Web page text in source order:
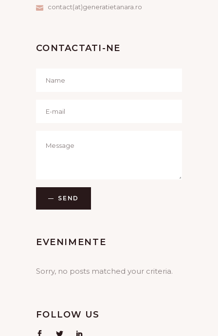
contact(at)generatietanara.ro
CONTACTATI-NE
SEND
EVENIMENTE
Sorry, no posts matched your criteria.
FOLLOW US